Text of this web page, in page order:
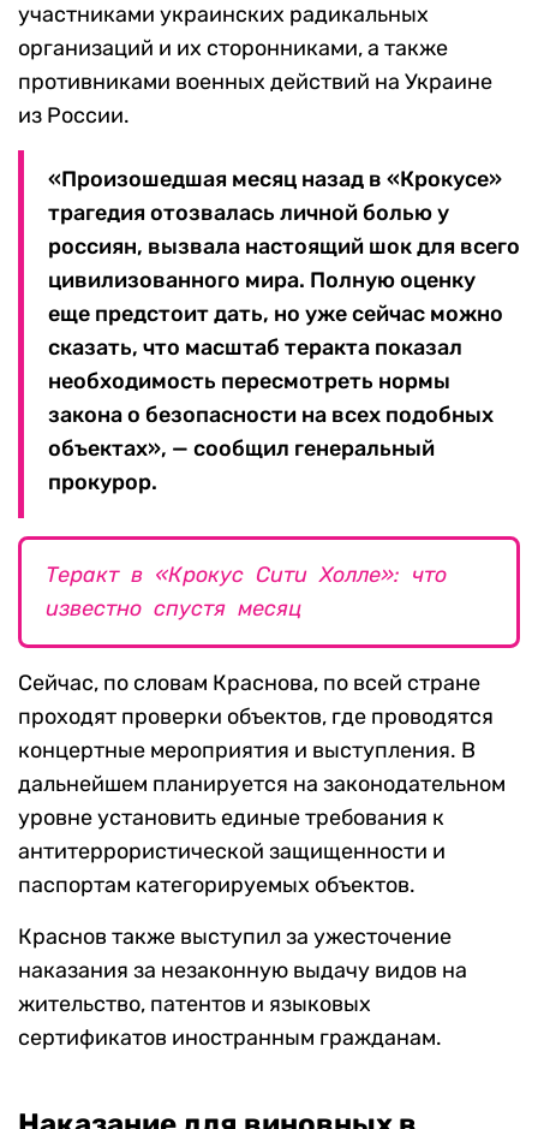
участниками украинских радикальных
организаций и их сторонниками, а также
противниками военных действий на Украине
из России.
«Произошедшая месяц назад в «Крокусе»
трагедия отозвалась личной болью у
россиян, вызвала настоящий шок для всего
цивилизованного мира. Полную оценку
еще предстоит дать, но уже сейчас можно
сказать, что масштаб теракта показал
необходимость пересмотреть нормы
закона о безопасности на всех подобных
объектах», — сообщил генеральный
прокурор.
Теракт в «Крокус Сити Холле»: что
известно спустя месяц
Сейчас, по словам Краснова, по всей стране
проходят проверки объектов, где проводятся
концертные мероприятия и выступления. В
дальнейшем планируется на законодательном
уровне установить единые требования к
антитеррористической защищенности и
паспортам категорируемых объектов.
Краснов также выступил за ужесточение
наказания за незаконную выдачу видов на
жительство, патентов и языковых
сертификатов иностранным гражданам.